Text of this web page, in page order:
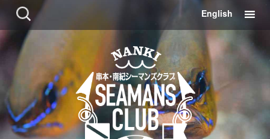
検
索:
コ
ン
ツ
に
English